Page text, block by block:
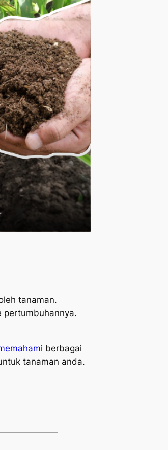
tanaman.
pertumbuhannya.
berbagai
tanaman anda.